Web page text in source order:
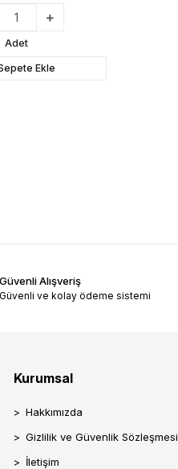
Adet
Ekle
Güvenli Alışveriş
Güvenli ve kolay ödeme sistemi
Kurumsal
Hakkımızda
Gizlilik ve Güvenlik Sözleşmesi
İletişim